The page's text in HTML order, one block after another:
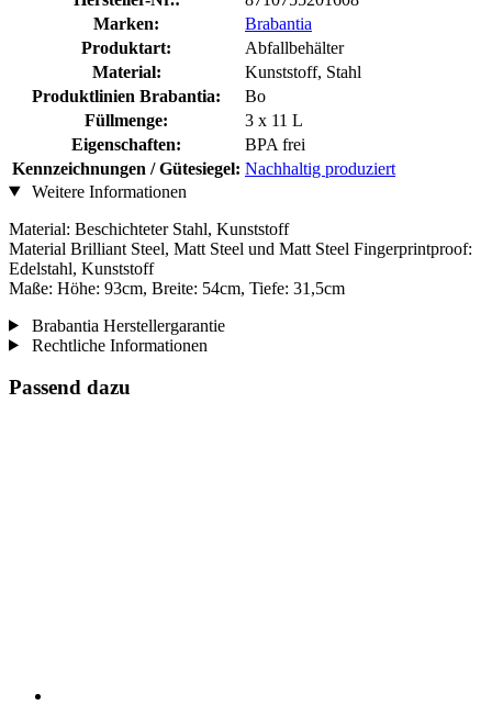
Marken:
Brabantia
Produktart:
Abfallbehälter
Material:
Kunststoff, Stahl
Produktlinien Brabantia:
Bo
Füllmenge:
3 x 11 L
Eigenschaften:
BPA frei
Kennzeichnungen / Gütesiegel: Nachhaltig produziert
Weitere Informationen
Material: Beschichteter Stahl, Kunststoff
Material Brilliant Steel, Matt Steel und Matt Steel Fingerprintproof:
Edelstahl, Kunststoff
Maße: Höhe: 93cm, Breite: 54cm, Tiefe: 31,5cm
Brabantia Herstellergarantie
Rechtliche Informationen
Passend dazu